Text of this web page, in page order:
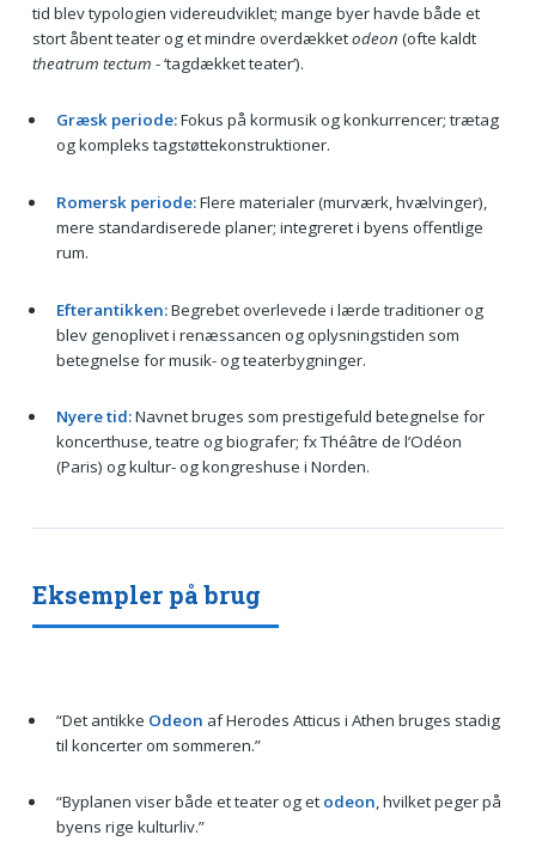
tid blev typologien videreudviklet; mange byer havde både et
stort åbent teater og et mindre overdækketodeon (ofte kaldt
theatrum tectum - ‘tagdækket teater’).
Græsk periode:Fokus på kormusik og konkurrencer; trætag
og kompleks tagstøttekonstruktioner.
Romersk periode:Flere materialer (murværk, hvælvinger),
mere standardiserede planer; integreret i byens offentlige
rum.
Efterantikken:Begrebet overlevede i lærde traditioner og
blev genoplivet i renæssancen og oplysningstiden som
betegnelse for musik- og teaterbygninger.
Nyere tid:Navnet bruges som prestigefuld betegnelse for
koncerthuse, teatre og biografer; fx Théâtre de l’Odéon
(Paris) og kultur- og kongreshuse i Norden.
Eksempler på brug
“Det antikke Odeon af Herodes Atticus i Athen bruges stadig
til koncerter om sommeren.”
“Byplanen viser både et teater og et odeon, hvilket peger på
byens rige kulturliv.”